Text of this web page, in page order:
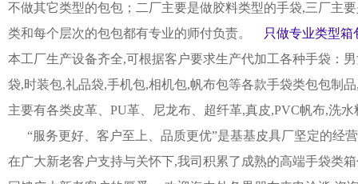
不做其它类型的包包；二厂主要是做胶料类型的手袋,三厂主
类和每个层次的包包都有专业的师付负责。
只做专业类型箱
本工厂生产设备齐全,可根据客户要求生产代加工各种手袋：
袋,时装包,礼品袋,手机包,相机包,帆布包等各款手袋类包包制
主要有各类皮革、PU革、尼龙布、超纤革,真皮,PVC帆布,洗
“服务更好、客户至上、品质更优”是基基皮具厂坚定的经
在广大新老客户支持与关怀下,我司积累了成熟的高端手袋类